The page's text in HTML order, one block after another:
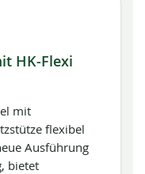
HK-Flexi
mit
ﬂexibel
Ausführung
bietet